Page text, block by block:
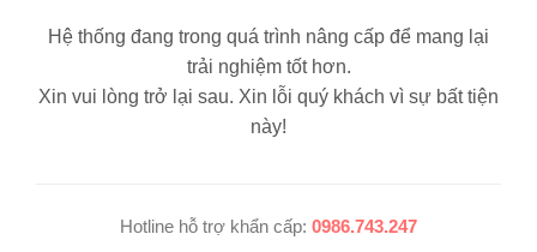
Hệ thống đang trong quá trình nâng cấp để mang lại
trải nghiệm tốt hơn.
Xin vui lòng trở lại sau. Xin lỗi quý khách vì sự bất tiện
này!
Hotline hỗ trợ khẩn cấp: 0986.743.247